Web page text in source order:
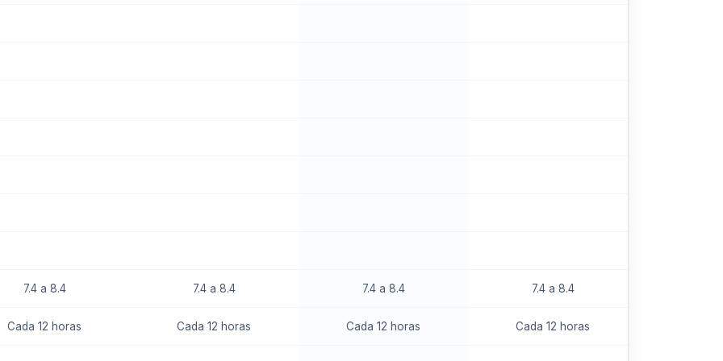
7.4 a 8.4 7.4 a 8.4 7.4 a 8.4 7.4 a 8.4
Cada 12 horas Cada 12 horas Cada 12 horas Cada 12 horas